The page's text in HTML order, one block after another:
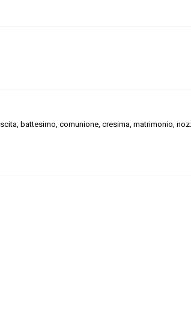
battesimo, comunione, cresima, matrimonio,